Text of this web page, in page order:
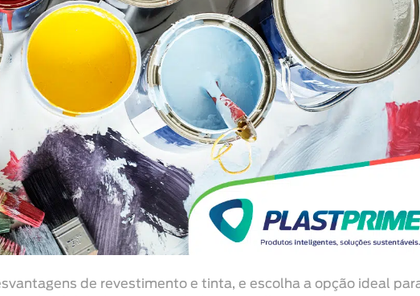
de revestimento e tinta, e escolha a opção ideal